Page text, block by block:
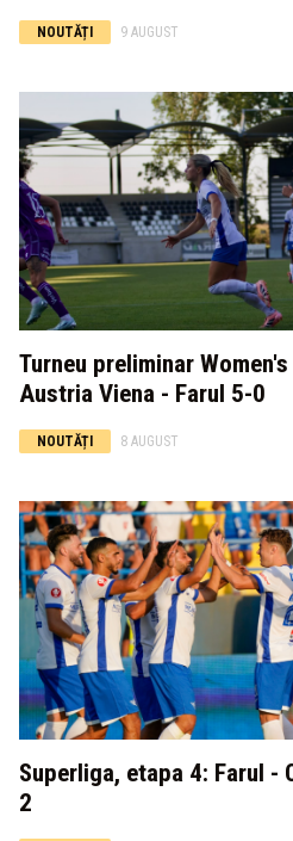
NOUTĂȚI 9 AUGUST
Turneu preliminar
Austria Viena - Farul 5-0
NOUTĂȚI 8 AUGUST
Superliga, etapa 4: Farul -
2